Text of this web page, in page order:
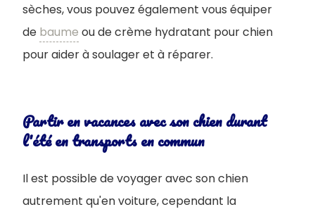
sèches, vous pouvez également vous équiper
de baume ou de crème hydratant pour chien
pour aider à soulager et à réparer.
Partir en vacances avec son chien durant
l'été en transports en commun
Il est possible de voyager avec son chien
autrement qu'en voiture, cependant la